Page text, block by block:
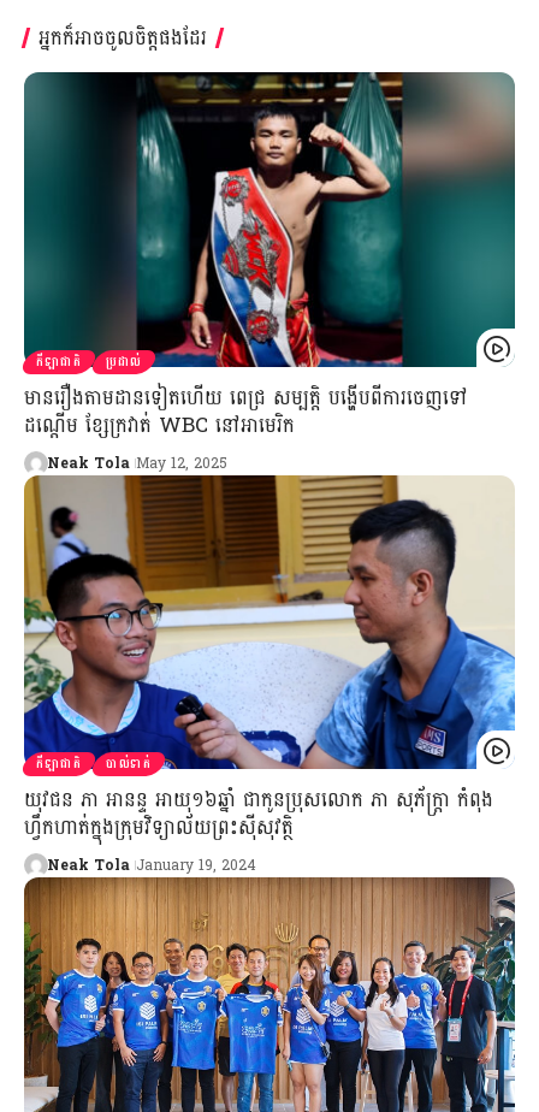
អ្នកក៏អាចចូលចិត្តផងដែរ
កីឡាជាតិ ប្រដាល់
មានរឿងតាមដានទៀតហើយ ពេជ្រ សម្បត្តិ បង្ហើបពីការចេញទៅ
ដណ្ដើម ខ្សែក្រវាត់ WBC នៅអាមេរិក
Neak Tola May 12, 2025
កីឡាជាតិ បាល់ទាត់
យុវជន ភា អានន្ទ អាយុ១៦ឆ្នាំ ជាកូនប្រុសលោក ភា សុភ័ក្ត្រា កំពុង
ហ្វឹកហាត់​ក្នុងក្រុមវិទ្យាល័យព្រះស៊ីសុវត្ថិ
Neak Tola January 19, 2024